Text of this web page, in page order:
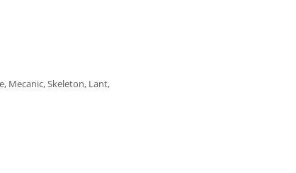
Mecanic, Skeleton, Lant,